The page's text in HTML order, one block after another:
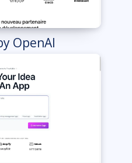
OpenAI